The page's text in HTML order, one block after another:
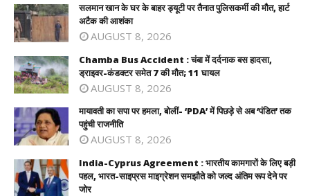
सलमान खान के घर के बाहर ड्यूटी पर तैनात पुलिसकर्मी की मौत, हार्ट
अटैक की आशंका
AUGUST 8, 2026
Chamba Bus Accident : चंबा में दर्दनाक बस हादसा,
ड्राइवर-कंडक्टर समेत 7 की मौत; 11 घायल
AUGUST 8, 2026
मायावती का सपा पर हमला, बोलीं- ‘PDA’ में पिछड़े से अब ‘पंडित’ तक
पहुंची राजनीति
AUGUST 8, 2026
India-Cyprus Agreement : भारतीय कामगारों के लिए बड़ी
पहल, भारत-साइप्रस माइग्रेशन समझौते को जल्द अंतिम रूप देने पर
जोर